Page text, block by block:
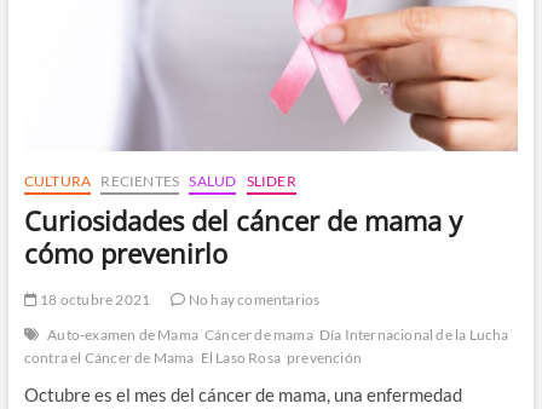
CULTURA RECIENTES SALUD SLIDER
Curiosidades del cáncer de mama y
cómo prevenirlo
18 octubre 2021
No hay comentarios
Auto-examen de Mama Cáncer de mama Día Internacional de la Lucha
contra el Cáncer de Mama El Laso Rosa prevención
Octubre es el mes del cáncer de mama, una enfermedad